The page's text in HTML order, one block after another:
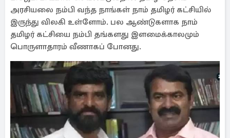
அரசியலை நம்பி வந்த நாங்கள் நாம் தமிழர் கட்சியில்
இருந்து விலகி உள்ளோம். பல ஆண்டுகளாக நாம்
தமிழர் கட்சியை நம்பி தங்களது இளமைக்காலமும்
பொருளாதாரம் வீணாகப் போனது.